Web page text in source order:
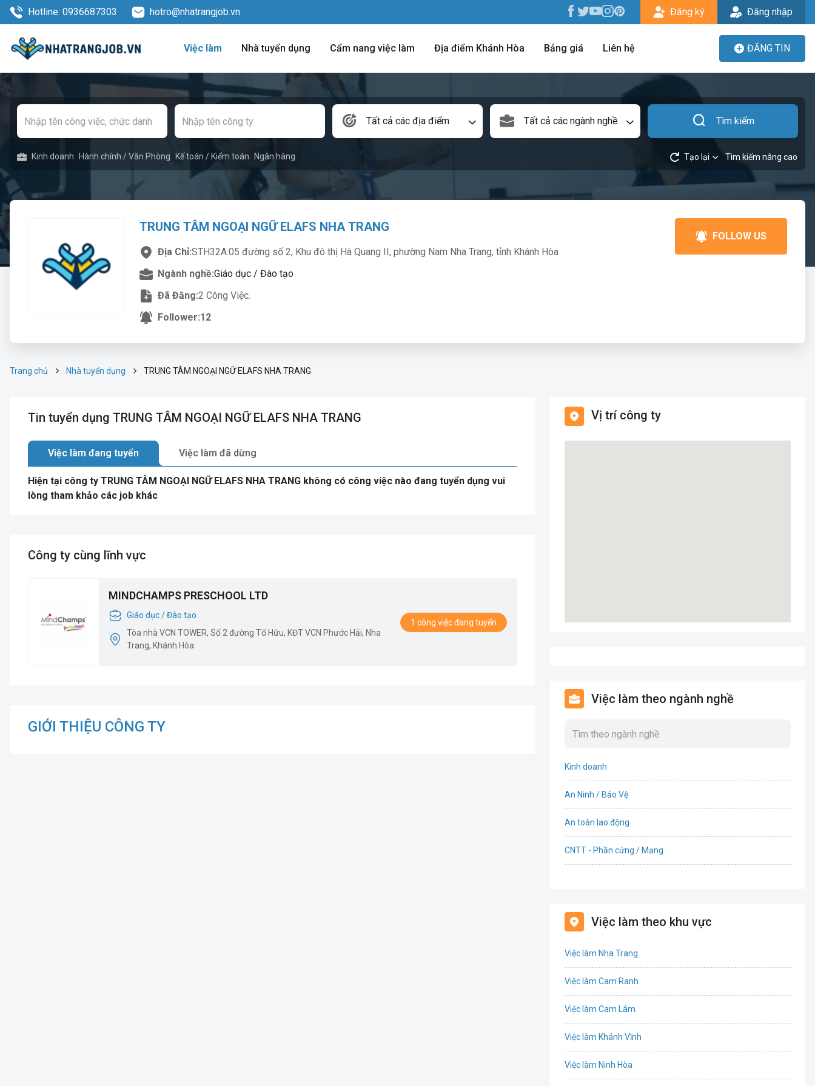
Hotline: 0936687303 hotro@nhatrangjob.vn Đăng ký Đăng nhập
Việc làm Nhà tuyển dụng Cẩm nang việc làm Địa điểm Khánh Hòa Bảng giá Liên hệ ĐĂNG TIN
Tất cả các địa điểm Tất cả các ngành nghề Tìm kiếm
Kinh doanh Hành chính / Văn Phòng Kế toán / Kiểm toán Ngân hàng Tạo lại Tìm kiếm nâng cao
TRUNG TÂM NGOẠI NGỮ ELAFS NHA TRANG
Địa Chỉ:STH32A.05 đường số 2, Khu đô thị Hà Quang II, phường Nam Nha Trang, tỉnh Khánh Hòa
Ngành nghề:Giáo dục / Đào tạo
Đã Đăng:2 Công Việc.
Follower:12
FOLLOW US
Trang chủ Nhà tuyển dụng TRUNG TÂM NGOẠI NGỮ ELAFS NHA TRANG
Tin tuyển dụng TRUNG TÂM NGOẠI NGỮ ELAFS NHA TRANG
Việc làm đang tuyển Việc làm đã dừng
Hiện tại công ty TRUNG TÂM NGOẠI NGỮ ELAFS NHA TRANG không có công việc nào đang tuyển dụng vui
lòng tham khảo các job khác
Công ty cùng lĩnh vực
MINDCHAMPS PRESCHOOL LTD
Giáo dục / Đào tạo
Tòa nhà VCN TOWER, Số 2 đường Tố Hữu, KĐT VCN Phước Hải, Nha
Trang, Khánh Hòa
1 công việc đang tuyển
GIỚI THIỆU CÔNG TY
Vị trí công ty
Việc làm theo ngành nghề
Kinh doanh
An Ninh / Bảo Vệ
An toàn lao động
CNTT - Phần cứng / Mạng
Bất động sản
Việc làm theo khu vực
Việc làm Nha Trang
Việc làm Cam Ranh
Việc làm Cam Lâm
Việc làm Khánh Vĩnh
Việc làm Ninh Hòa